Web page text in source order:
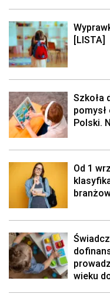
[LISTA]
Szkoła
Polski.
Od 1
wieku